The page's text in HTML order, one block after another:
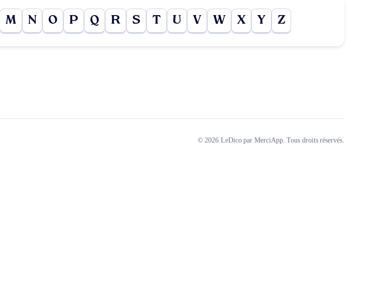
M N O P Q R S T U V W X Y Z
© 2026 LeDico par MerciApp. Tous droits réservés.